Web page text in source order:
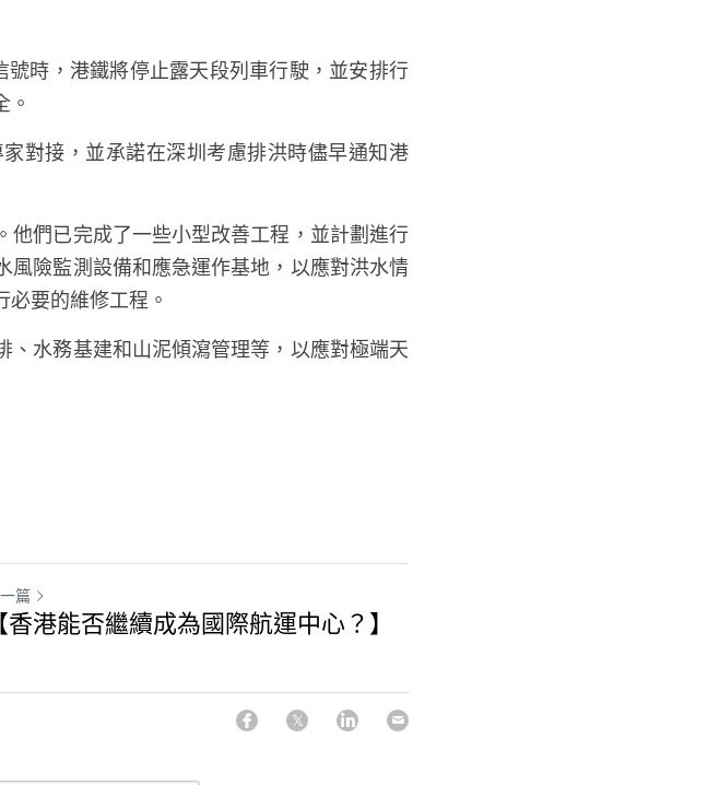
時，港鐵將停止露天段列車行駛，並安排行
。
對接，並承諾在深圳考慮排洪時儘早通知港
他們已完成了一些小型改善工程，並計劃進行
風險監測設備和應急運作基地，以應對洪水情
要的維修工程。
水務基建和山泥傾瀉管理等，以應對極端天
篇
【香港能否繼續成為國際航運中心？】